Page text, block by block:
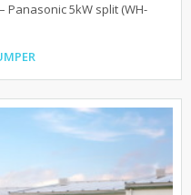
Panasonic 5kW split (WH-